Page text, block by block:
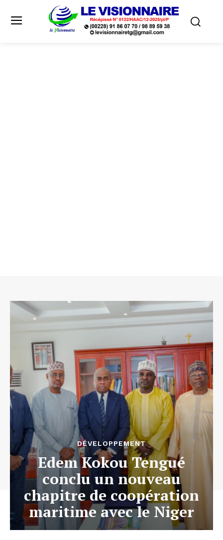
DÉVELOPPEMENT
Edem Kokou Tengué
conclu un nouveau
chapitre de coopération
maritime avec le Niger